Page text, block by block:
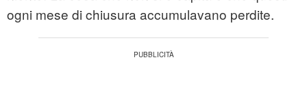
ogni mese di chiusura accumulavano perdite.